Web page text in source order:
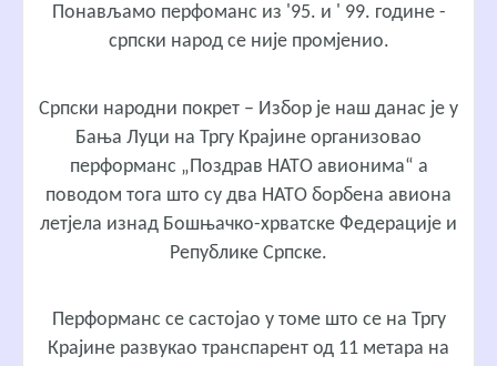
Понављамо перфоманс из '95. и ' 99. године -
српски народ се није промјенио.
Српски народни покрет – Избор је наш данас је у
Бања Луци на Тргу Крајине организовао
перформанс „Поздрав НАТО авионима“ а
поводом тога што су два НАТО борбена авиона
летјела изнад Бошњачко-хрватске Федерације и
Републике Српске.
Перформанс се састојао у томе што се на Тргу
Крајине развукао транспарент од 11 метара на